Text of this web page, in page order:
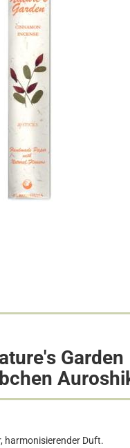
Garden
harmonisierender Duft.